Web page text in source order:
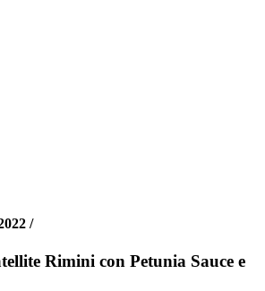
/
Rimini con Petunia Sauce e